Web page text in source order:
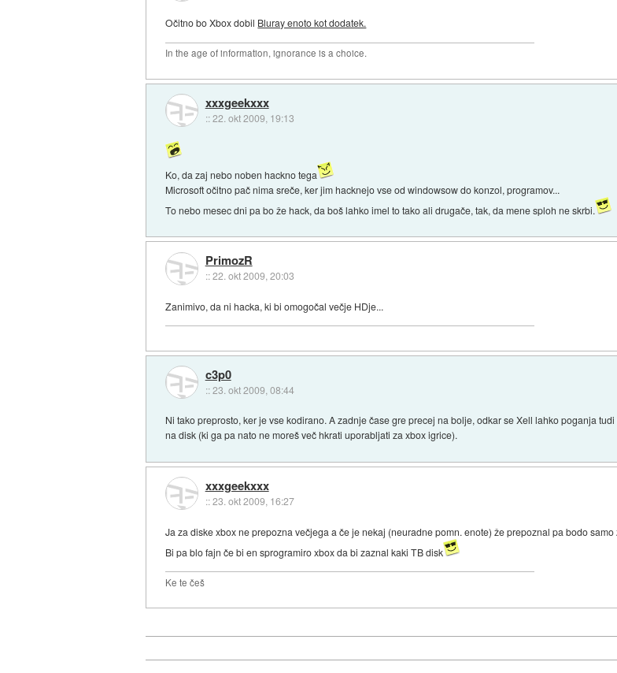
Očitno bo Xbox dobil Bluray enoto kot dodatek.
In the age of information, ignorance is a choice.
xxxgeekxxx
::22. okt 2009, 19:13
Ko, da zaj nebo noben hackno tega
Microsoft očitno pač nima sreče, ker jim hacknejo vse od windowsow do konzol, programov...
To nebo mesec dni pa bo že hack, da boš lahko imel to tako ali drugače, tak, da mene sploh ne skrbi.
PrimozR
::22. okt 2009, 20:03
Zanimivo, da ni hacka, ki bi omogočal večje HDje...
c3p0
::23. okt 2009, 08:44
Ni tako preprosto, ker je vse kodirano. A zadnje čase gre precej na bolje, odkar se Xell lahko poganja
na disk (ki ga pa nato ne moreš več hkrati uporabljati za xbox igrice).
xxxgeekxxx
::23. okt 2009, 16:27
Ja za diske xbox ne prepozna večjega a če je nekaj (neuradne pomn. enote) že prepoznal pa bodo
Bi pa blo fajn če bi en sprogramiro xbox da bi zaznal kaki TB disk
Ke te češ